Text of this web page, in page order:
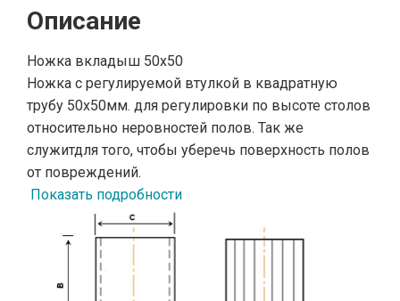
Описание
Ножка вкладыш 50x50
Ножка с регулируемой втулкой в квадратную
трубу 50х50мм. для регулировки по высоте столов
относительно неровностей полов. Так же
служитдля того, чтобы уберечь поверхность полов
от повреждений.
Показать подробности